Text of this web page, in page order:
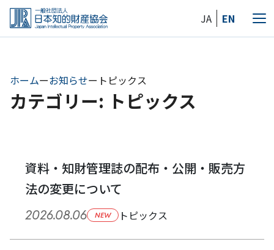
Skip
the
JA EN
メ
ホームーお知らせー トピックス
カテゴリー: トピックス
資料・知財管理誌の配布・公開・販売方
法の変更について
2026.08.06 NEW トピックス